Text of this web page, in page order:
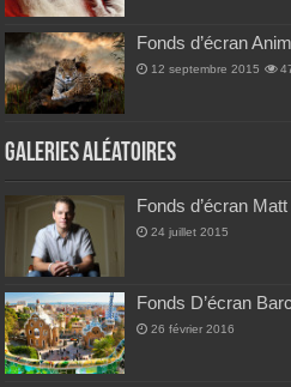
Fonds d’écran
12 septembre 2015
Galeries Aléatoires
Fonds d’écran
24 juillet 2015
Fonds D’écran
26 février 2016